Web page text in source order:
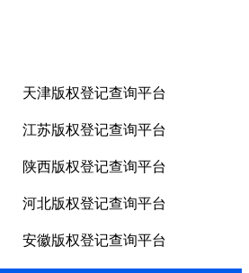
天津版权登记查询平台
江苏版权登记查询平台
陕西版权登记查询平台
河北版权登记查询平台
安徽版权登记查询平台